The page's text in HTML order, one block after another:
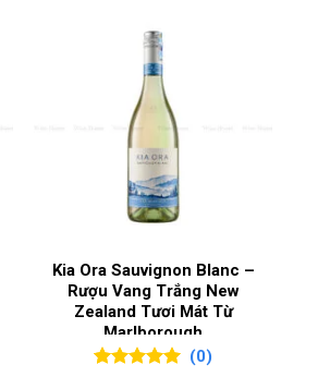
Kia Ora Sauvignon Blanc –
Rượu Vang Trắng New
Zealand Tươi Mát Từ
Marlborough
(0)